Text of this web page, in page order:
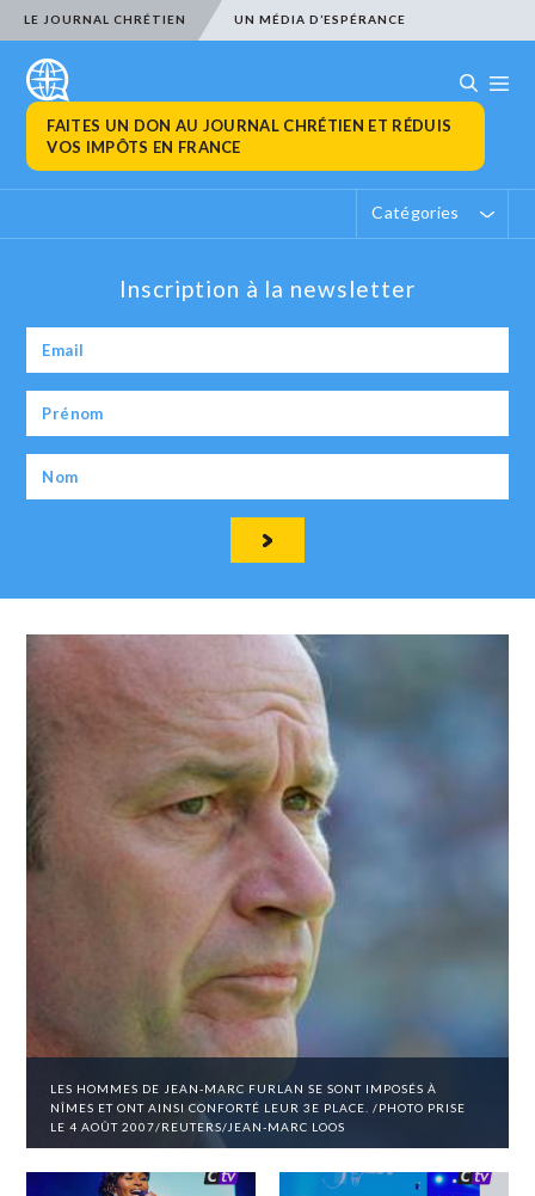
LE JOURNAL CHRÉTIEN UN MÉDIA D’ESPÉRANCE
FAITES UN DON AU JOURNAL CHRÉTIEN ET RÉDUIS
VOS IMPÔTS EN FRANCE
Catégories
Inscription à la newsletter
LES HOMMES DE JEAN-MARC FURLAN SE SONT IMPOSÉS À
NÎMES ET ONT AINSI CONFORTÉ LEUR 3E PLACE. /PHOTO PRISE
LE 4 AOÛT 2007/REUTERS/JEAN-MARC LOOS